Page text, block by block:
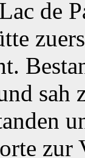
de
sah
zur